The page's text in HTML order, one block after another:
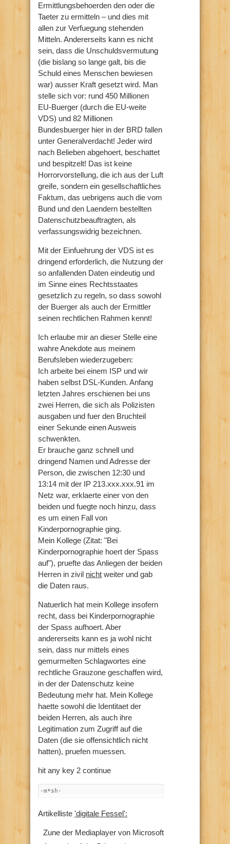
Ermittlungsbehoerden den oder die
Taeter zu ermitteln – und dies mit
allen zur Verfuegung stehenden
Mitteln. Andererseits kann es nicht
sein, dass die Unschuldsvermutung
(die bislang so lange galt, bis die
Schuld eines Menschen bewiesen
war) ausser Kraft gesetzt wird. Man
stelle sich vor: rund 450 Millionen
EU-Buerger (durch die EU-weite
VDS) und 82 Millionen
Bundesbuerger hier in der BRD fallen
unter Generalverdacht! Jeder wird
nach Belieben abgehoert, beschattet
und bespitzelt! Das ist keine
Horrorvorstellung, die ich aus der Luft
greife, sondern ein gesellschaftliches
Faktum, das uebrigens auch die vom
Bund und den Laendern bestellten
Datenschutzbeauftragten, als
verfassungswidrig bezeichnen.
Mit der Einfuehrung der VDS ist es
dringend erforderlich, die Nutzung der
so anfallenden Daten eindeutig und
im Sinne eines Rechtsstaates
gesetzlich zu regeln, so dass sowohl
der Buerger als auch der Ermittler
seinen rechtlichen Rahmen kennt!
Ich erlaube mir an dieser Stelle eine
wahre Anekdote aus meinem
Berufsleben wiederzugeben:
Ich arbeite bei einem ISP und wir
haben selbst DSL-Kunden. Anfang
letzten Jahres erschienen bei uns
zwei Herren, die sich als Polizisten
ausgaben und fuer den Bruchteil
einer Sekunde einen Ausweis
schwenkten.
Er brauche ganz schnell und
dringend Namen und Adresse der
Person, die zwischen 12:30 und
13:14 mit der IP 213.xxx.xxx.91 im
Netz war, erklaerte einer von den
beiden und fuegte noch hinzu, dass
es um einen Fall von
Kinderpornographie ging.
Mein Kollege (Zitat: "Bei
Kinderpornographie hoert der Spass
auf"), pruefte das Anliegen der beiden
Herren in zivil nicht weiter und gab
die Daten raus.
Natuerlich hat mein Kollege insofern
recht, dass bei Kinderpornographie
der Spass aufhoert. Aber
andererseits kann es ja wohl nicht
sein, dass nur mittels eines
gemurmelten Schlagwortes eine
rechtliche Grauzone geschaffen wird,
in der der Datenschutz keine
Bedeutung mehr hat. Mein Kollege
haette sowohl die Identitaet der
beiden Herren, als auch ihre
Legitimation zum Zugriff auf die
Daten (die sie offensichtlich nicht
hatten), pruefen muessen.
hit any key 2 continue
-m*sh-
Artikelliste 'digitale Fessel':
Zune der Mediaplayer von Microsoft